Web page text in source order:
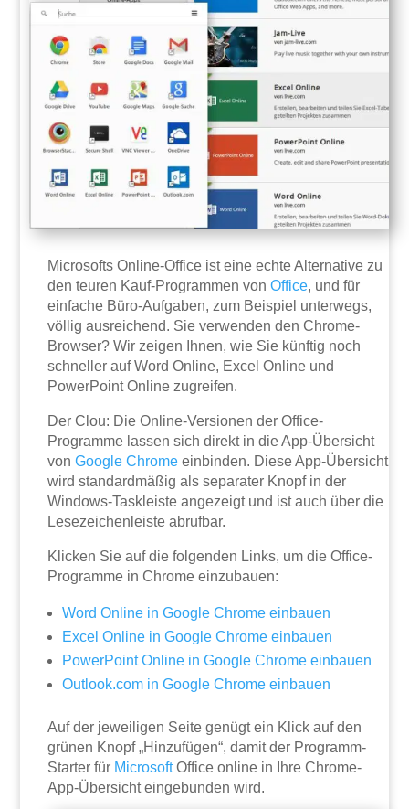
Microsofts Online-Office ist eine echte Alternative zu
den teuren Kauf-Programmen vonOffice, und für
einfache Büro-Aufgaben, zum Beispiel unterwegs,
völlig ausreichend. Sie verwenden den Chrome-
Browser? Wir zeigen Ihnen, wie Sie künftig noch
schneller auf Word Online, Excel Online und
PowerPoint Online zugreifen.
Der Clou: Die Online-Versionen der Office-
Programme lassen sich direkt in die App-Übersicht
vonGoogle Chrome einbinden. Diese App-Übersicht
wird standardmäßig als separater Knopf in der
Windows-Taskleiste angezeigt und ist auch über die
Lesezeichenleiste abrufbar.
Klicken Sie auf die folgenden Links, um die Office-
Programme in Chrome einzubauen:
Word Online in Google Chrome einbauen
Excel Online in Google Chrome einbauen
PowerPoint Online in Google Chrome einbauen
Outlook.com in Google Chrome einbauen
Auf der jeweiligen Seite genügt ein Klick auf den
grünen Knopf „Hinzufügen“, damit der Programm-
Starter für MicrosoftOffice online in Ihre Chrome-
App-Übersicht eingebunden wird.